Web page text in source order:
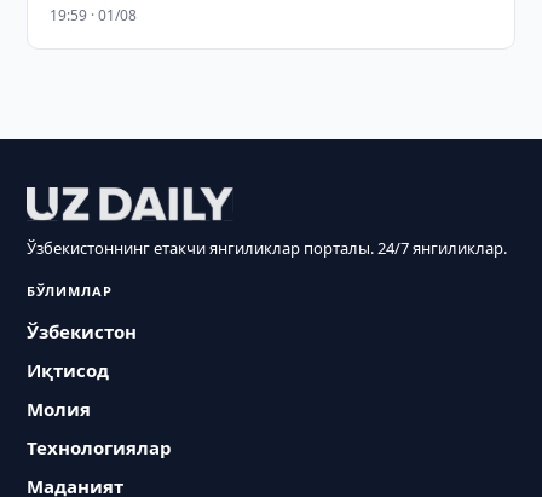
19:59 · 01/08
Ўзбекистоннинг етакчи янгиликлар порталы. 24/7 янгиликлар.
БЎЛИМЛАР
Ўзбекистон
Иқтисод
Молия
Технологиялар
Маданият